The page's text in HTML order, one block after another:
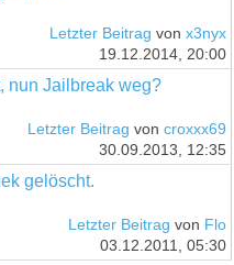
Letzter Beitrag von x3nyx
19.12.2014, 20:00
nun Jailbreak weg?
Letzter Beitrag von croxxx69
30.09.2013, 12:35
gelöscht.
Letzter Beitrag von Flo
03.12.2011, 05:30